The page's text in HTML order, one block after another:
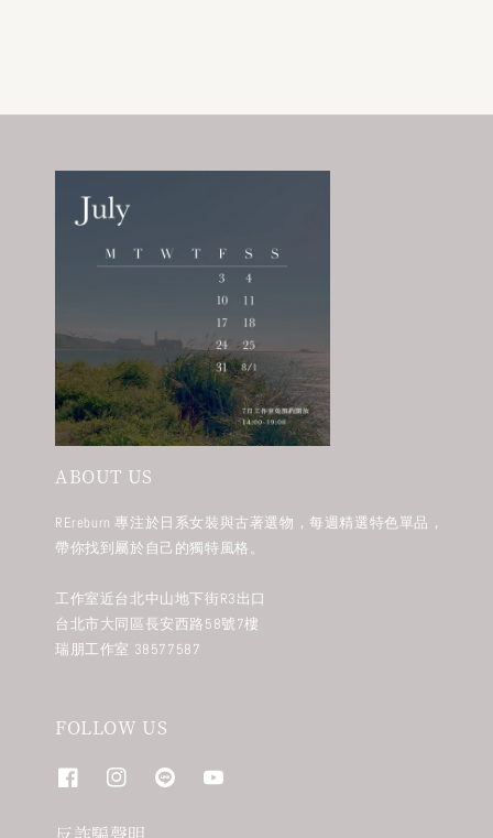
ABOUT US
REreburn 專注於日系女裝與古著選物，每週精選特色單品，
帶你找到屬於自己的獨特風格。
工作室近台北中山地下街R3出口
台北市大同區長安西路58號7樓
瑞朋工作室 38577587
FOLLOW US